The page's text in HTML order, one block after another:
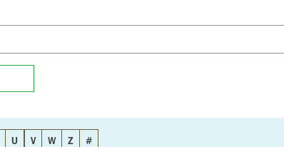
U V W Z #